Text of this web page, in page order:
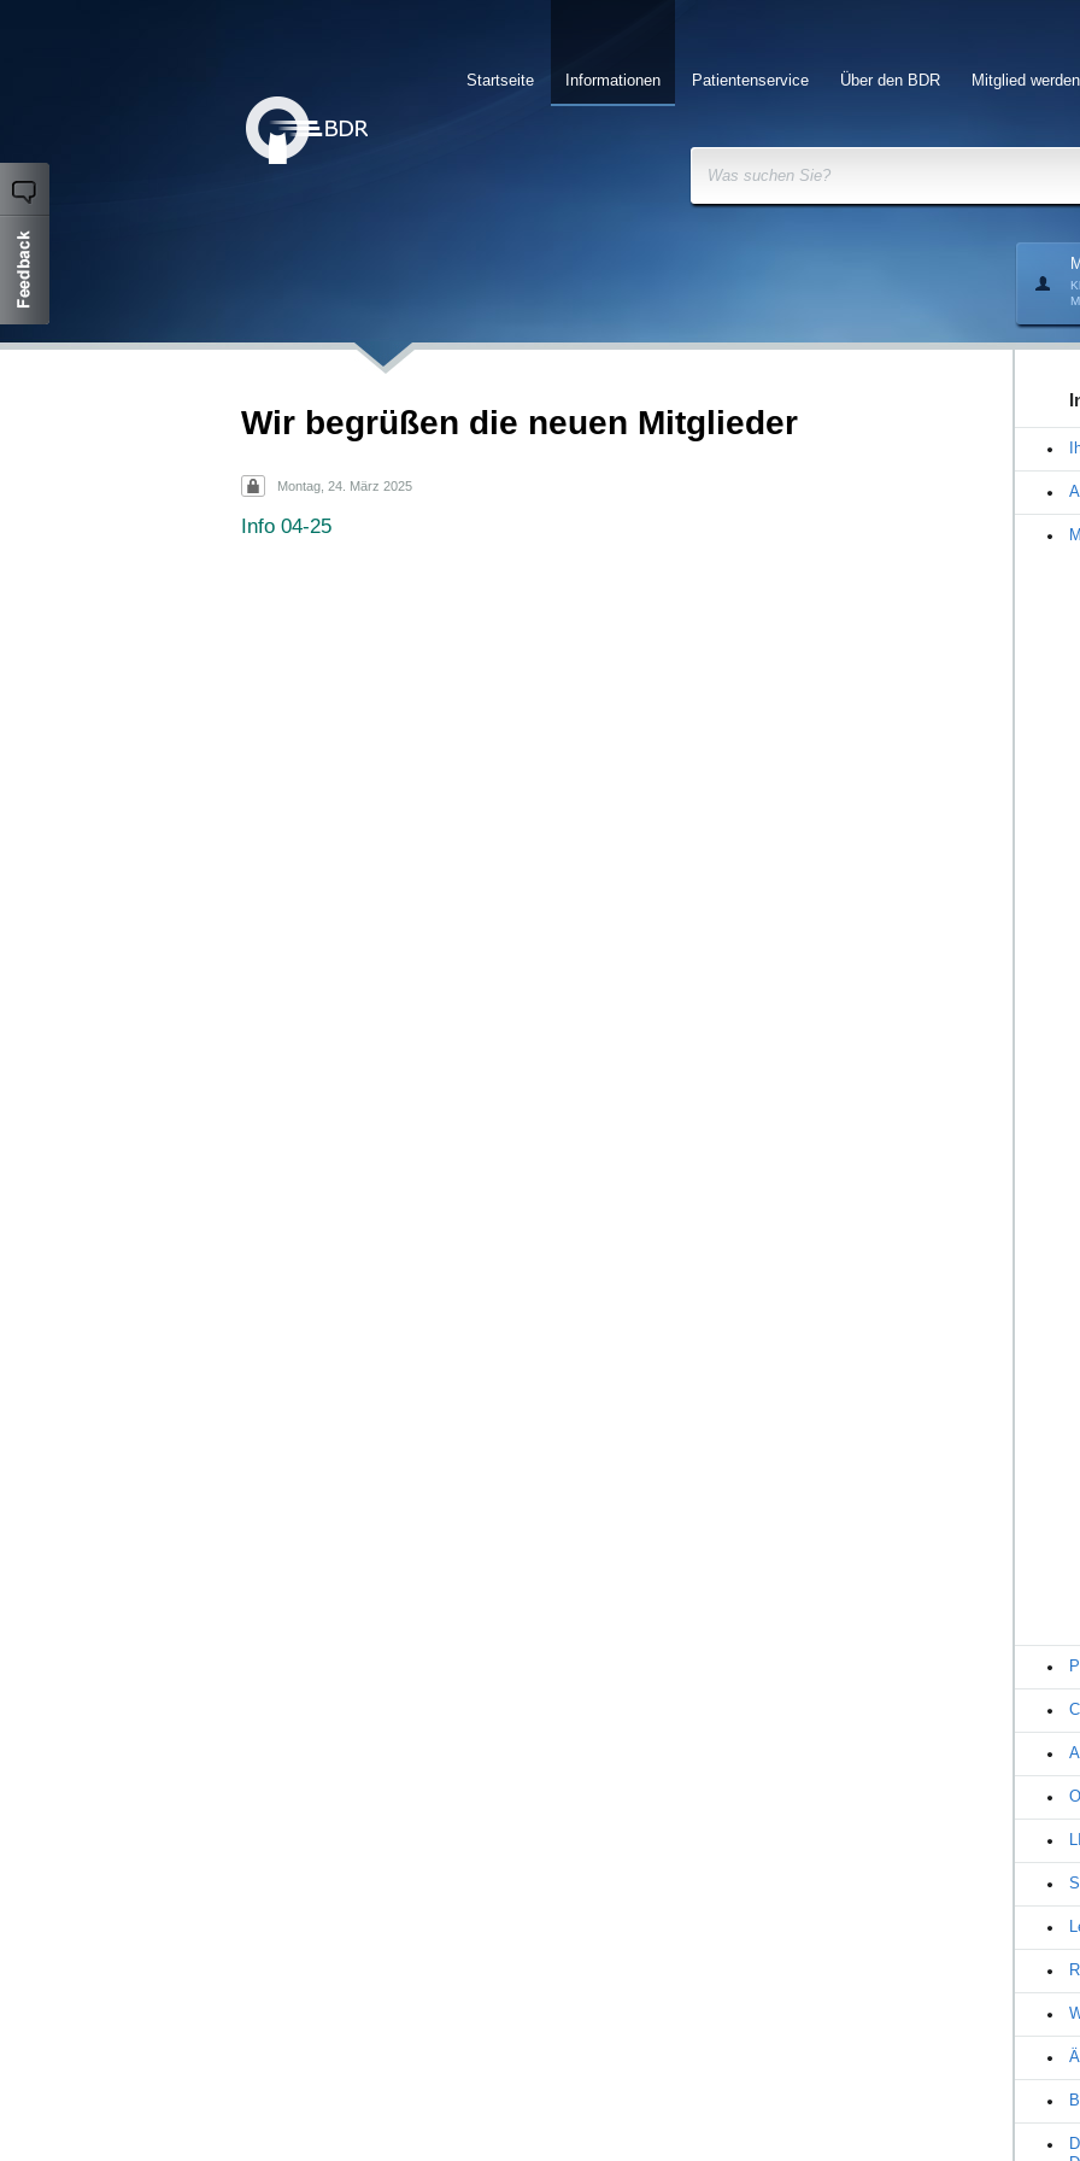
Mitglied werden
Über den BDR
Patientenservice
Informationen
Startseite
Was suchen Sie?
Wir begrüßen die neuen Mitglieder
Montag, 24. März 2025
Info 04-25